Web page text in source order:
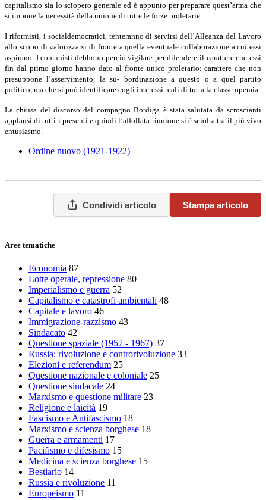
capitalismo sia lo sciopero generale ed è appunto per preparare quest’arma che
si impone la necessità della unione di tutte le forze proletarie.
I riformisti, i socialdemocratici, tenteranno di servirsi dell’Alleanza del Lavoro
allo scopo di valorizzarsi di fronte a quella eventuale collaborazione a cui essi
aspirano. I comunisti debbono perciò vigilare per difendere il carattere che essi
fin dal primo giorno hanno dato al fronte unico proletario: carattere che non
presuppone l’asservimento, la su- bordinazione a questo o a quel partito
politico, ma che si può identificare cogli interessi reali di tutta la classe operaia.
La chiusa del discorso del compagno Bordiga è stata salutata da scroscianti
applausi di tutti i presenti e quindi l’affollata riunione si è sciolta tra il più vivo
entusiasmo.
Ordine nuovo (1921-1922)
Condividi articolo Stampa articolo
Aree tematiche
Economia 87
Lotte operaie, repressione 80
Imperialismo e guerra 52
Capitalismo e catastrofi ambientali 48
Capitale e lavoro 46
Immigrazione-razzismo 43
Sindacato 42
Questione spaziale (1957 - 1967) 37
Russia: rivoluzione e controrivoluzione 33
Elezioni e referendum 25
Questione nazionale e coloniale 25
Questione sindacale 24
Marxismo e questione militare 23
Religione e laicità 19
Fascismo e Antifascismo 18
Marxismo e scienza borghese 18
Guerra e armamenti 17
Pacifismo e difesismo 15
Medicina e scienza borghese 15
Bestiario 14
Russia e rivoluzione 11
Europeismo 11